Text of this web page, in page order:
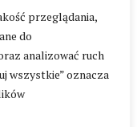
przeglądania,
do
analizować ruch
wszystkie” oznacza
…